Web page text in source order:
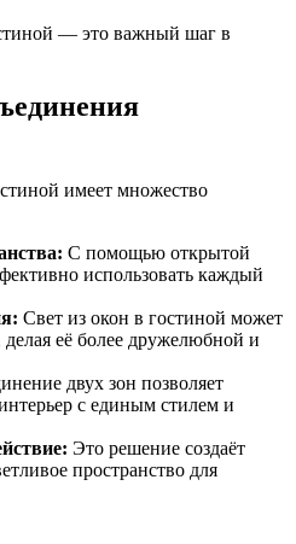
— это важный шаг в
имеет множество
С помощью открытой
использовать каждый
Свет из окон в гостиной может
её более дружелюбной и
двух зон позволяет
с единым стилем и
Это решение создаёт
пространство для